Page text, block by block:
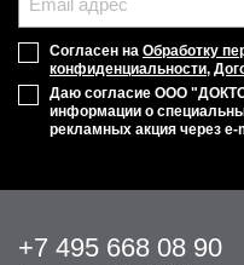
Согласен на Обработку
конфиденциальности,
Даю согласие ООО
информации о
рекламных акция через
+7 495 668 08 90